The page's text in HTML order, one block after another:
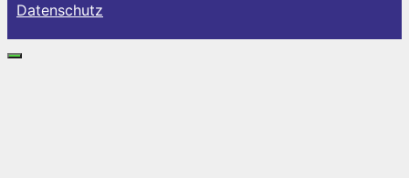
Datenschutz
Schließen